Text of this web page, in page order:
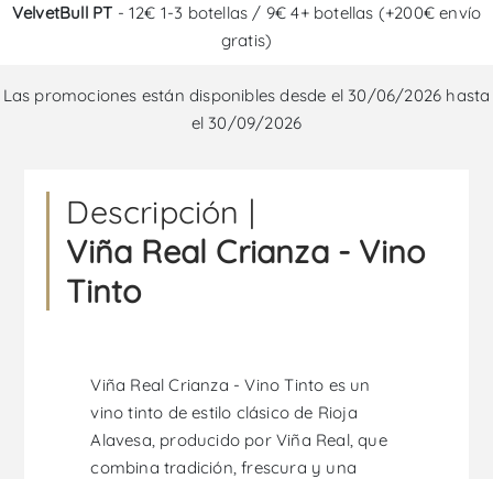
VelvetBull PT - 12€ 1-3 botellas / 9€ 4+ botellas (+200€ envío
gratis)
Las promociones están disponibles desde el 30/06/2026 hasta
el 30/09/2026
Descripción |
Viña Real Crianza - Vino
Tinto
Viña Real Crianza - Vino Tinto es un
vino tinto de estilo clásico de Rioja
Alavesa, producido por Viña Real, que
combina tradición, frescura y una